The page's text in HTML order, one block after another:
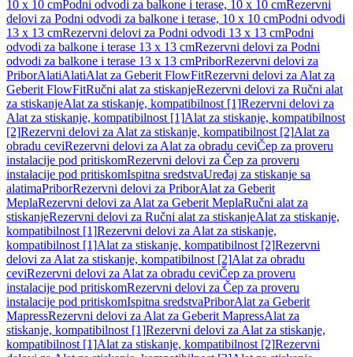
10 x 10 cmPodni odvodi za balkone i terase, 10 x 10 cmRezervni
delovi za Podni odvodi za balkone i terase, 10 x 10 cmPodni odvodi
13 x 13 cmRezervni delovi za Podni odvodi 13 x 13 cmPodni
odvodi za balkone i terase 13 x 13 cmRezervni delovi za Podni
odvodi za balkone i terase 13 x 13 cmPriborRezervni delovi za
PriborAlatiAlatiAlat za Geberit FlowFitRezervni delovi za Alat za
Geberit FlowFitRučni alat za stiskanjeRezervni delovi za Ručni alat
za stiskanjeAlat za stiskanje, kompatibilnost [1]Rezervni delovi za
Alat za stiskanje, kompatibilnost [1]Alat za stiskanje, kompatibilnost
[2]Rezervni delovi za Alat za stiskanje, kompatibilnost [2]Alat za
obradu ceviRezervni delovi za Alat za obradu ceviČep za proveru
instalacije pod pritiskomRezervni delovi za Čep za proveru
instalacije pod pritiskomIspitna sredstvaUređaj za stiskanje sa
alatimaPriborRezervni delovi za PriborAlat za Geberit
MeplaRezervni delovi za Alat za Geberit MeplaRučni alat za
stiskanjeRezervni delovi za Ručni alat za stiskanjeAlat za stiskanje,
kompatibilnost [1]Rezervni delovi za Alat za stiskanje,
kompatibilnost [1]Alat za stiskanje, kompatibilnost [2]Rezervni
delovi za Alat za stiskanje, kompatibilnost [2]Alat za obradu
ceviRezervni delovi za Alat za obradu ceviČep za proveru
instalacije pod pritiskomRezervni delovi za Čep za proveru
instalacije pod pritiskomIspitna sredstvaPriborAlat za Geberit
MapressRezervni delovi za Alat za Geberit MapressAlat za
stiskanje, kompatibilnost [1]Rezervni delovi za Alat za stiskanje,
kompatibilnost [1]Alat za stiskanje, kompatibilnost [2]Rezervni